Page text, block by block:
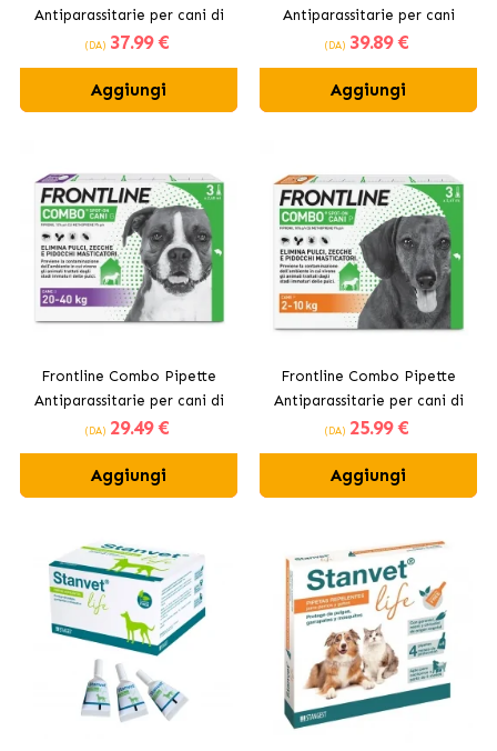
Antiparassitarie per cani di
taglia media 10 - 20kg
(DA) 37.99 €
Aggiungi
Antiparassitarie per cani
giganti +40 kg
(DA) 39.89 €
Aggiungi
Frontline Combo Pipette
Antiparassitarie per cani di
taglia grande 20 - 40kg
(DA) 29.49 €
Aggiungi
Frontline Combo Pipette
Antiparassitarie per cani di
piccola taglia 2-10 kg
(DA) 25.99 €
Aggiungi